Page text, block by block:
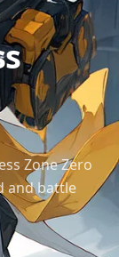
Zone Zero
and battle
against the